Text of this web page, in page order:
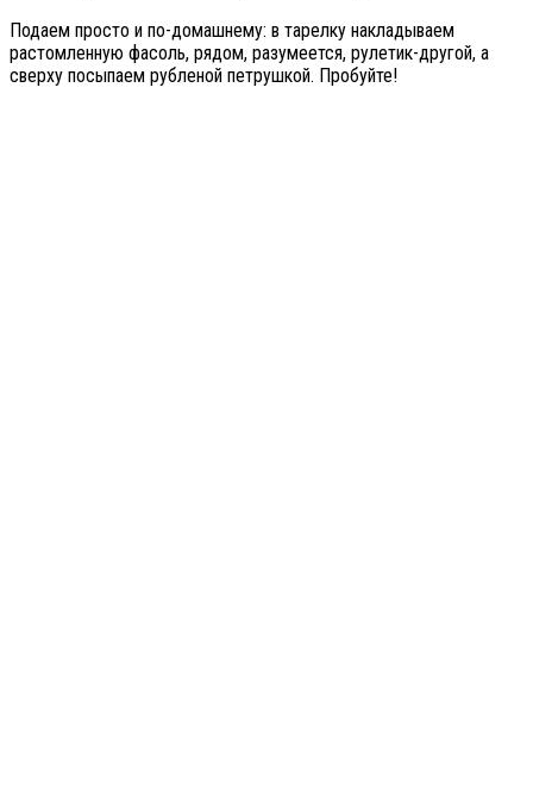
Подаем просто и по-домашнему: в тарелку накладываем
растомленную фасоль, рядом, разумеется, рулетик-другой, а
сверху посыпаем рубленой петрушкой. Пробуйте!